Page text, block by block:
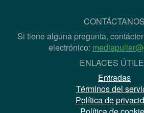
CONTÁCTANOS
Si tiene alguna pregunta,
electrónico:
ENLACES
Entradas
Términos del
Política de